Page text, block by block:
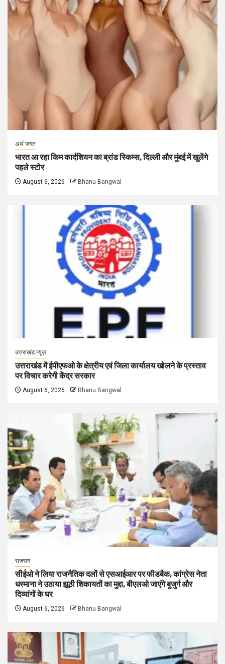
अर्थ जगत
भारत आ रहा किम कार्दशियन का ब्रांड स्किम्स, दिल्ली और मुंबई में खुलेंगे
पहले स्टोर
August 6, 2026 Bhanu Bangwal
उत्तराखंड न्यूज़
उत्तराखंड में ईपीएफओ के क्षेत्रीय एवं जिला कार्यालय खोलने के प्रस्ताव
पर विचार करेगी केंद्र सरकार
August 6, 2026 Bhanu Bangwal
राजराग
सीईओ ने लिया राजनैतिक दलों से एसआईआर पर फीडबैक, कांग्रेस नेता
धस्माना ने उठाया झूठी शिकायतों का मुद्दा, बीएलओ जाएंगे बुजुर्ग और
दिव्यांगों के घर
August 6, 2026 Bhanu Bangwal